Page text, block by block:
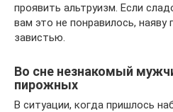
проявить альтруизм. Если
вам это не понравилось,
завистью.
Во сне незнакомый
пирожных
В ситуации, когда пришлось